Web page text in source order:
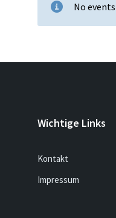
No
Wichtige Links
Kontakt
Impressum